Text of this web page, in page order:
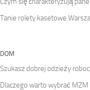
Tanie rolety kasetowe
DOM
Szukasz dobrej odzieży
Dlaczego warto wybrać